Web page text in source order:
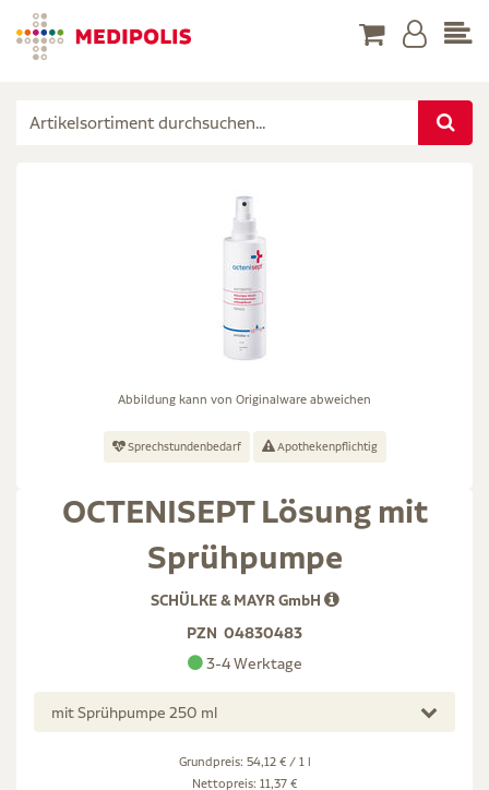
Abbildung kann von Originalware abweichen
Sprechstundenbedarf Apothekenpflichtig
OCTENISEPT Lösung mit
Sprühpumpe
SCHÜLKE & MAYR GmbH
PZN 04830483
3-4 Werktage
mit Sprühpumpe 250 ml
Grundpreis: 54,12 € / 1 l
Nettopreis: 11,37 €